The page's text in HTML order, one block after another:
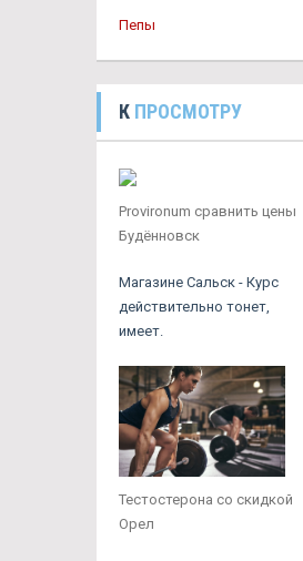
Пепы
К ПРОСМОТРУ
Provironum сравнить цены
Будённовск
Магазине Сальск - Курс
действительно тонет,
имеет.
Тестостерона со скидкой
Орел